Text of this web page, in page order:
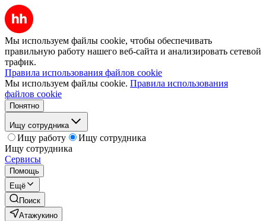
Мы используем файлы cookie, чтобы обеспечивать
правильную работу нашего веб-сайта и анализировать сетевой
трафик.
Правила использования файлов cookie
Мы используем файлы cookie. Правила использования
файлов cookie
Понятно
Ищу сотрудника
Ищу работу
Ищу сотрудника
Ищу сотрудника
Сервисы
Помощь
Ещё
Поиск
Атажукино